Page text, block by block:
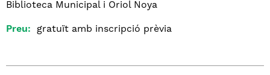
Biblioteca Municipal i Oriol Noya
Preu: gratuït amb inscripció prèvia